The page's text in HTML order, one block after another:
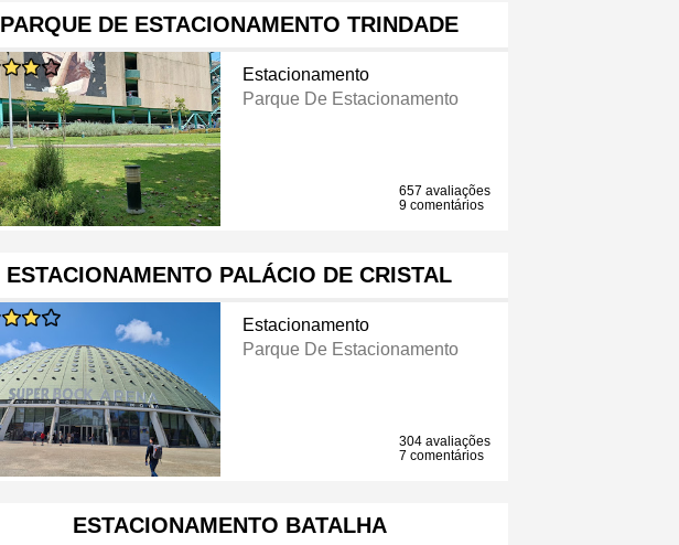
PARQUE DE ESTACIONAMENTO TRINDADE
Estacionamento
Parque De Estacionamento
657 avaliações
9 comentários
ESTACIONAMENTO PALÁCIO DE CRISTAL
Estacionamento
Parque De Estacionamento
304 avaliações
7 comentários
ESTACIONAMENTO BATALHA